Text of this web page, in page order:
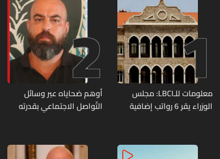
1
معلومات للـLBCI: مجلس
الوزراء يقر 6 رواتب إضافية
منذ آذار
2
أوهم ضحاياه عبر وسائل
التّواصل الاجتماعي بقدرته
وقع ضحيّة أعماله؟